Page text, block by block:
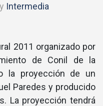
Intermedia
2011 organizado por
de Conil de la
la proyección de un
Paredes y producido
La proyección tendrá